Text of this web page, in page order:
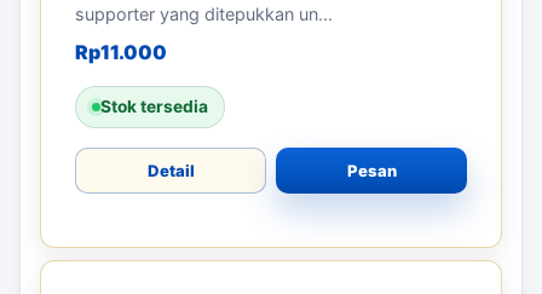
supporter yang ditepukkan un...
Rp11.000
Stok tersedia
Detail Pesan